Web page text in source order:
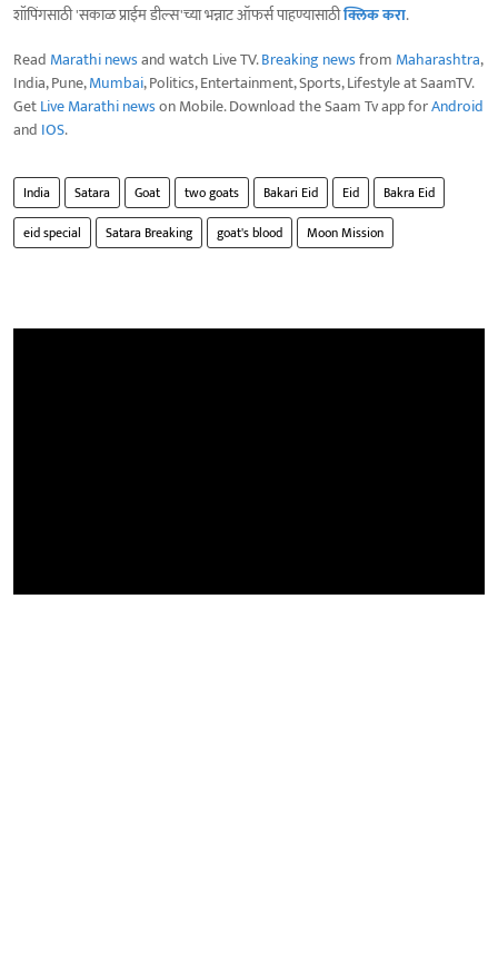
शॉपिंगसाठी 'सकाळ प्राईम डील्स'च्या भन्नाट ऑफर्स पाहण्यासाठीक्लिक करा.
Read Marathi newsand watch Live TV.Breaking newsfrom Maharashtra,
India, Pune,Mumbai, Politics, Entertainment, Sports, Lifestyle at SaamTV.
GetLive Marathi newson Mobile. Download the Saam Tv app forAndroid
and IOS.
India Satara Goat two goats Bakari Eid Eid
Bakra Eid
eid special
Satara Breaking goat's blood Moon Mission